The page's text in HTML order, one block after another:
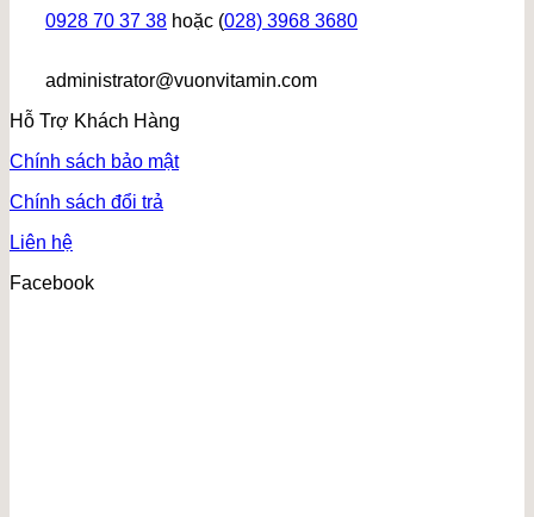
0928 70 37 38 hoặc (028) 3968 3680
administrator@vuonvitamin.com
Hỗ Trợ Khách Hàng
Chính sách bảo mật
Chính sách đổi trả
Liên hệ
Facebook